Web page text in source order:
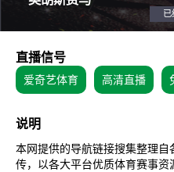
直播信号
爱奇艺体育 高清直播
说明
本网提供的导航链接搜集整理
传，以各大平台优质体育赛事